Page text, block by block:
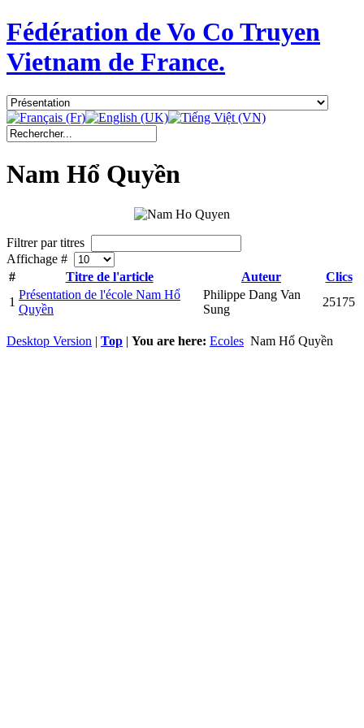
Fédération de Vo Co Truyen
Vietnam de France.
Nam Hổ Quyền
Filtrer par titres
Affichage #
#
Titre de l'article Auteur
Clics
1
Présentation de l'école Nam Hổ
Quyền
Philippe Dang Van
Sung
25175
Desktop Version | Top | You are here: Ecoles Nam Hổ Quyền